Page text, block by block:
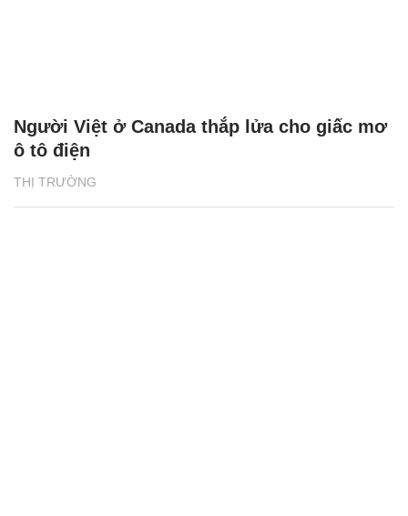
THỊ TRƯỜNG
Người Việt ở Canada thắp lửa cho giấc mơ
ô tô điện